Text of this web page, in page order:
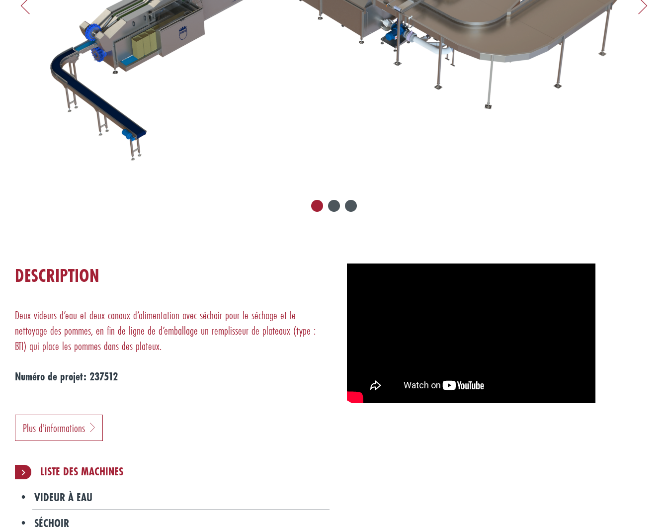
DESCRIPTION
Deux videurs d’eau et deux canaux d’alimentation avec séchoir pour le séchage et le
nettoyage des pommes, en fin de ligne de d’emballage un remplisseur de plateaux (type :
BTI) qui place les pommes dans des plateux.
Numéro de projet: 237512
Plus d'informations
LISTE DES MACHINES
VIDEUR À EAU
SÉCHOIR